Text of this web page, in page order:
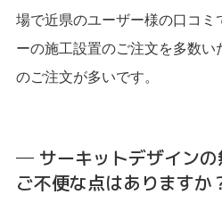
場で近県のユーザー様の口コミ
ーの施工設置のご注文を多数い
のご注文が多いです。
─ サーキットデザインの
ご不便な点はありますか